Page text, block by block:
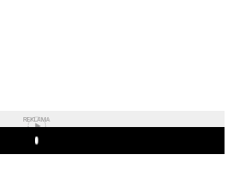
REKLAMA
Play